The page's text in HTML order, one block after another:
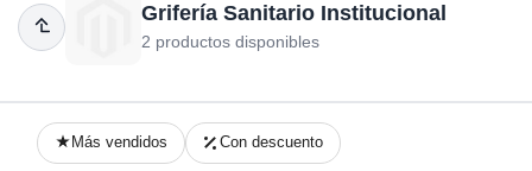
Grifería Sanitario Institucional
2 productos disponibles
Más vendidos Con descuento